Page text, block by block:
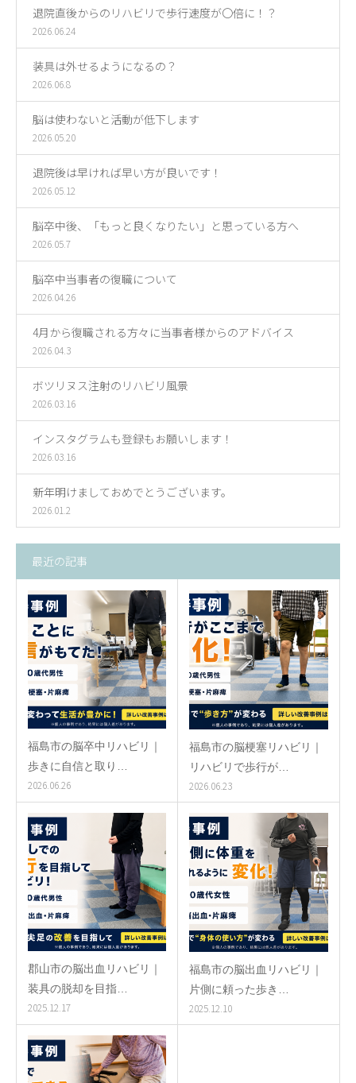
退院直後からのリハビリで歩行速度が〇倍に！？
2026.06.24
装具は外せるようになるの？
2026.06.8
脳は使わないと活動が低下します
2026.05.20
退院後は早ければ早い方が良いです！
2026.05.12
脳卒中後、「もっと良くなりたい」と思っている方へ
2026.05.7
脳卒中当事者の復職について
2026.04.26
4月から復職される方々に当事者様からのアドバイス
2026.04.3
ボツリヌス注射のリハビリ風景
2026.03.16
インスタグラムも登録もお願いします！
2026.03.16
新年明けましておめでとうございます。
2026.01.2
最近の記事
福島市の脳卒中リハビリ｜
歩きに自信と取り…
2026.06.26
福島市の脳梗塞リハビリ｜
リハビリで歩行が…
2026.06.23
郡山市の脳出血リハビリ｜
装具の脱却を目指…
2025.12.17
福島市の脳出血リハビリ｜
片側に頼った歩き…
2025.12.10